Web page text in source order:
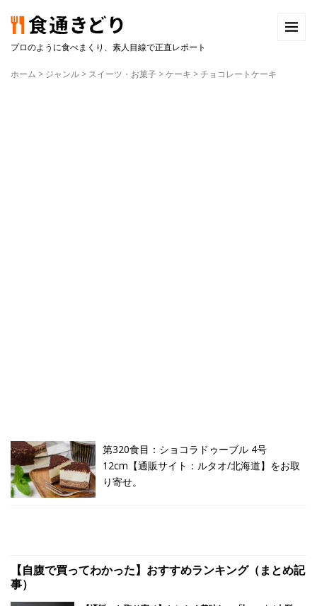
プロのように食べまくり、素人目線で正直レポート
ホーム > ジャンル > スイーツ・お菓子 >ケーキ >チョコレートケーキ
第320食目：ショコラドゥーブル 4号
12cm【通販サイト：ルタオ/北海道】をお取
り寄せ。
【自腹で買ってわかった】おすすめランキング（まとめ記
事）